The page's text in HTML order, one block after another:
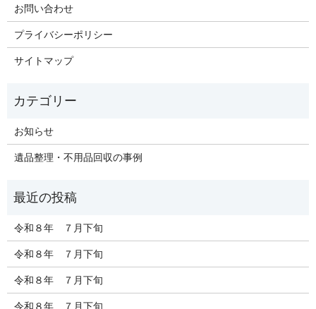
お問い合わせ
プライバシーポリシー
サイトマップ
お知らせ
遺品整理・不用品回収の事例
令和８年 ７月下旬
令和８年 ７月下旬
令和８年 ７月下旬
令和８年 ７月下旬